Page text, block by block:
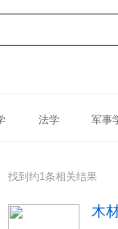
法学 军事
找到约1条相关结果
木